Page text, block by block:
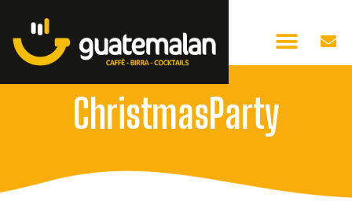
ChristmasParty